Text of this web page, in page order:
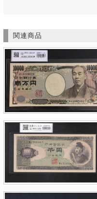
関連商品